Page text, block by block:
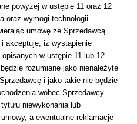
powyżej w ustępie 11 oraz 12
oraz wymogi technologii
umowę ze Sprzedawcą
akceptuje, iż wystąpienie
w ustępie 11 lub 12
rozumiane jako nienależyte
i jako takie nie będzie
wobec Sprzedawcy
niewykonania lub
a ewentualne reklamacje